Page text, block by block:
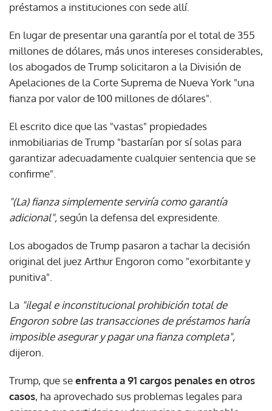
préstamos a instituciones con sede allí.
En lugar de presentar una garantía por el total de 355
millones de dólares, más unos intereses considerables,
los abogados de Trump solicitaron a la División de
Apelaciones de la Corte Suprema de Nueva York "una
fianza por valor de 100 millones de dólares".
El escrito dice que las "vastas" propiedades
inmobiliarias de Trump "bastarían por sí solas para
garantizar adecuadamente cualquier sentencia que se
confirme".
"(La) fianza simplemente serviría como garantía
adicional", según la defensa del expresidente.
Los abogados de Trump pasaron a tachar la decisión
original del juez Arthur Engoron como "exorbitante y
punitiva".
La "ilegal e inconstitucional prohibición total de
Engoron sobre las transacciones de préstamos haría
imposible asegurar y pagar una fianza completa",
dijeron.
Trump, que seenfrenta a 91 cargos penales en otros
casos, ha aprovechado sus problemas legales para